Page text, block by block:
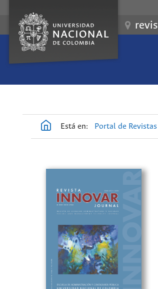
Está en: Portal de Revistas